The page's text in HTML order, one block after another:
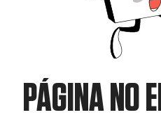
PÁGINA NO